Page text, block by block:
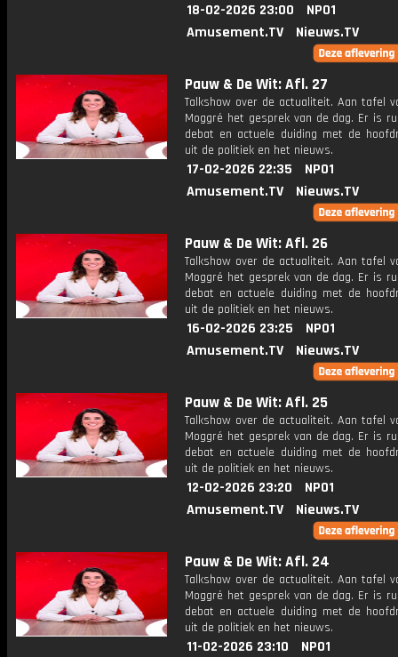
18-02-2026 23:00
NPO1
Amusement.TV
Nieuws.TV
Pauw & De Wit: Afl. 27
Talkshow over de actualiteit. Aan tafel
Moggré het gesprek van de dag. Er is
debat en actuele duiding met de
uit de politiek en het nieuws.
17-02-2026 22:35
NPO1
Amusement.TV
Nieuws.TV
Pauw & De Wit: Afl. 26
Talkshow over de actualiteit. Aan tafel
Moggré het gesprek van de dag. Er is
debat en actuele duiding met de
uit de politiek en het nieuws.
16-02-2026 23:25
NPO1
Amusement.TV
Nieuws.TV
Pauw & De Wit: Afl. 25
Talkshow over de actualiteit. Aan tafel
Moggré het gesprek van de dag. Er is
debat en actuele duiding met de
uit de politiek en het nieuws.
12-02-2026 23:20
NPO1
Amusement.TV
Nieuws.TV
Pauw & De Wit: Afl. 24
Talkshow over de actualiteit. Aan tafel
Moggré het gesprek van de dag. Er is
debat en actuele duiding met de
uit de politiek en het nieuws.
11-02-2026 23:10
NPO1